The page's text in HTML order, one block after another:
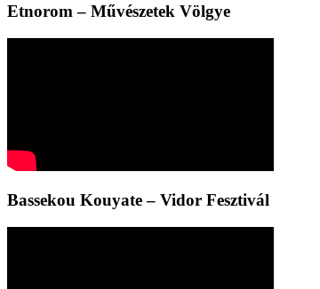
Etnorom – Művészetek Völgye
Bassekou Kouyate – Vidor Fesztivál